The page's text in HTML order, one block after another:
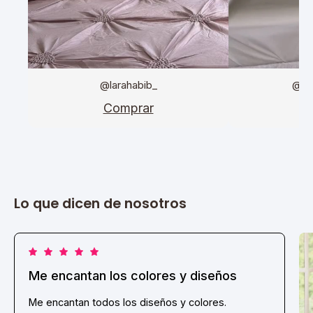
@larahabib_
Comprar
Lo que dicen de nosotros
Me encantan los colores y diseños
Me encantan todos los diseños y colores.